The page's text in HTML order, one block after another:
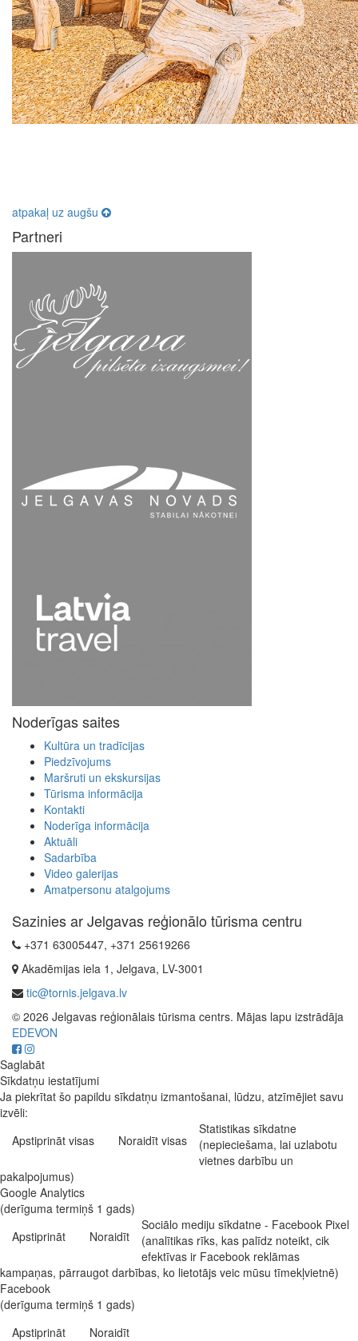
atpakaļ uz augšu
Partneri
Noderīgas saites
Kultūra un tradīcijas
Piedzīvojums
Maršruti un ekskursijas
Tūrisma informācija
Kontakti
Noderīga informācija
Aktuāli
Sadarbība
Video galerijas
Amatpersonu atalgojums
Sazinies ar Jelgavas reģionālo tūrisma centru
+371 63005447, +371 25619266
Akadēmijas iela 1, Jelgava, LV-3001
tic@tornis.jelgava.lv
© 2026 Jelgavas reģionālais tūrisma centrs. Mājas lapu izstrādāja
EDEVON
Saglabāt
Sīkdatņu iestatījumi
Ja piekrītat šo papildu sīkdatņu izmantošanai, lūdzu, atzīmējiet savu
izvēli:
Apstiprināt visas
Noraidīt visas
Statistikas sīkdatne
(nepieciešama, lai uzlabotu
vietnes darbību un
pakalpojumus)
Google Analytics
(derīguma termiņš 1 gads)
Apstiprināt
Noraidīt
Sociālo mediju sīkdatne - Facebook Pixel
(analītikas rīks, kas palīdz noteikt, cik
efektīvas ir Facebook reklāmas
kampaņas, pārraugot darbības, ko lietotājs veic mūsu tīmekļvietnē)
Facebook
(derīguma termiņš 1 gads)
Apstiprināt
Noraidīt